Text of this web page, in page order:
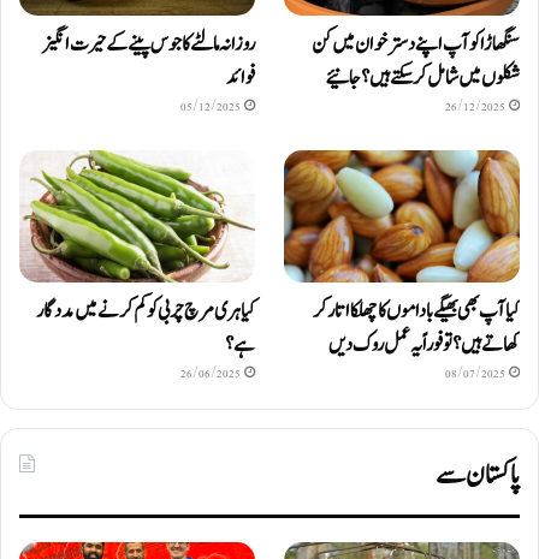
سنگھاڑا کو آپ اپنے دستر خوان میں کن
شکلوں میں شامل کرسکتے ہیں ؟ جانیئے
26/12/2025
روزانہ مالٹے کا جوس پینے کے حیرت انگیز
فوائد
05/12/2025
کیا آپ بھی بھیگے باداموں کا چھلکا اتار کر
کھاتے ہیں؟ تو فوراً یہ عمل روک دیں
08/07/2025
کیا ہری مرچ چربی کو کم کرنے میں مددگار
ہے؟
26/06/2025
پاکستان سے